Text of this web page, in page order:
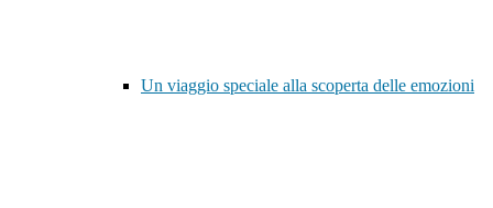
Un viaggio speciale alla scoperta delle emozioni